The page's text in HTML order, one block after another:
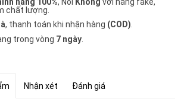
chất lượng.
, thanh toán khi nhận hàng (COD).
trong vòng 7 ngày
Nhận xét Đánh giá